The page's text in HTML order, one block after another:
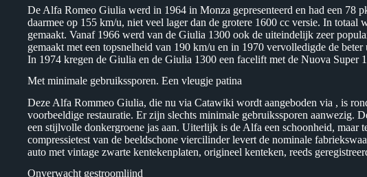
De Alfa Romeo Giulia werd in 1964 in Monza gepresenteerd en had een 78
daarmee op 155 km/u, niet veel lager dan de grotere 1600 cc versie. In totaal
gemaakt. Vanaf 1966 werd van de Giulia 1300 ook de uiteindelijk zeer
gemaakt met een topsnelheid van 190 km/u en in 1970 vervolledigde de
In 1974 kregen de Giulia en de Giulia 1300 een facelift met de Nuova Super
Met minimale gebruikssporen. Een vleugje patina
Deze Alfa Rommeo Giulia, die nu via Catawiki wordt aangeboden via , is
voorbeeldige restauratie. Er zijn slechts minimale gebruikssporen aanwezig.
een stijlvolle donkergroene jas aan. Uiterlijk is de Alfa een schoonheid, maar
compressietest van de beeldschone viercilinder levert de nominale
auto met vintage zwarte kentekenplaten, origineel kenteken, reeds
Onverwacht gestroomlijnd